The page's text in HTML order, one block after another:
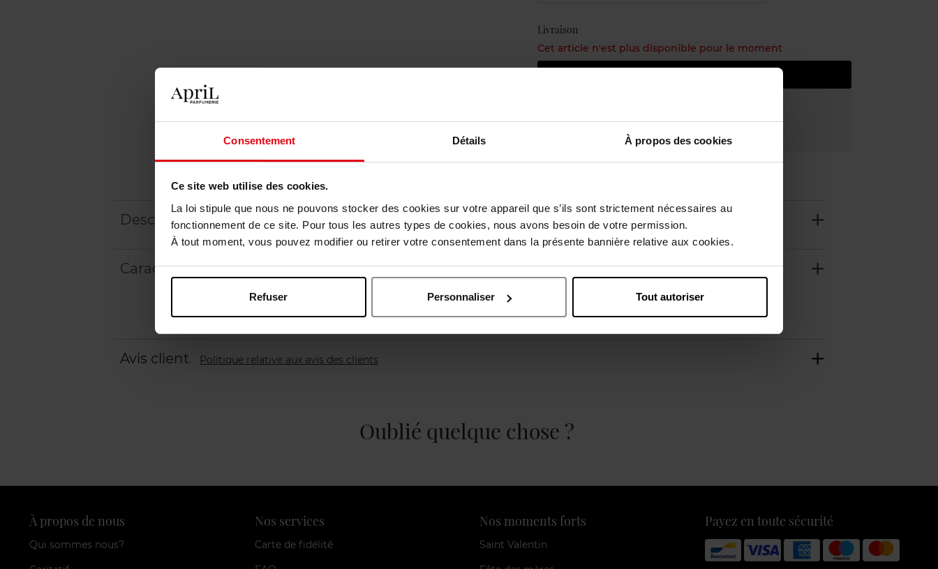
Consentement Détails À propos des cookies
Ce site web utilise des cookies.
La loi stipule que nous ne pouvons stocker des cookies sur votre appareil que s’ils sont strictement nécessaires au
fonctionnement de ce site. Pour tous les autres types de cookies, nous avons besoin de votre permission.
À tout moment, vous pouvez modifier ou retirer votre consentement dans la présente bannière relative aux cookies.
Refuser Personnaliser Tout autoriser
Livraison
Cet article n'est plus disponible pour le moment
Etre prévenu de la disponibilité
Retour gratuit dans votre magasin
Description
Caractéristiques
Avis client Politique relative aux avis des clients
Oublié quelque chose ?
À propos de nous
Qui sommes nous?
Nos services
Carte de fidélité
Nos moments forts
Saint Valentin
Payez en toute sécurité